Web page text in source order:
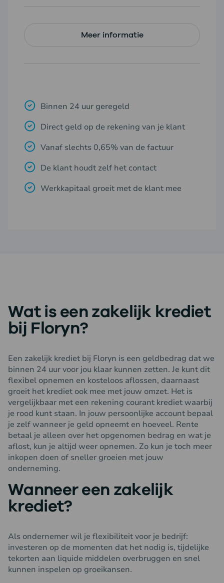
Meer informatie
Binnen 24 uur geregeld
Direct geld op de rekening van je klant
Vanaf slechts 0,65% van de factuur
De klant houdt zelf het contact
Werkkapitaal groeit met de klant mee
Wat is een zakelijk krediet
bij Floryn?
Een zakelijk krediet bij Floryn is een geldbedrag dat we
binnen 24 uur voor jou klaar kunnen zetten. Je kunt dit
flexibel opnemen en kosteloos aflossen, daarnaast
groeit het krediet ook mee met jouw omzet. Het is
vergelijkbaar met een rekening courant krediet waarbij
je rood kunt staan. In jouw persoonlijke account bepaal
je zelf wanneer je geld opneemt en hoeveel. Rente
betaal je alleen over het opgenomen bedrag en wat je
aflost, kun je altijd weer opnemen. Zo kun je toch meer
inkopen doen of sneller groeien met jouw
onderneming.
Wanneer een zakelijk
krediet?
Als ondernemer wil je flexibiliteit voor je bedrijf:
investeren op de momenten dat het nodig is, tijdelijke
tekorten aan liquide middelen overbruggen en snel
kunnen inspelen op groeikansen.